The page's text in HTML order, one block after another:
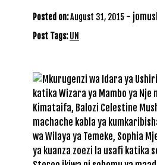
Posted on:August 31, 2015 -
Post Tags:UN